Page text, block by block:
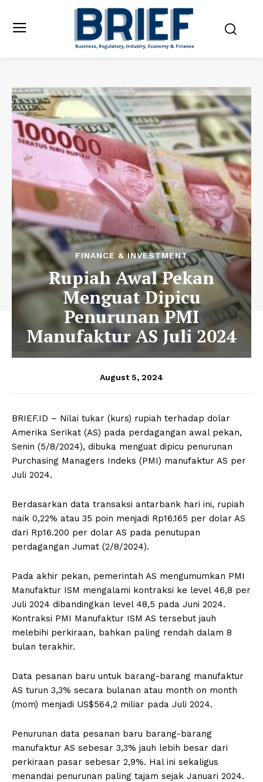
FINANCE & INVESTMENT
Rupiah Awal Pekan
Menguat Dipicu
Penurunan PMI
Manufaktur AS Juli 2024
August 5, 2024
BRIEF.ID – Nilai tukar (kurs) rupiah terhadap dolar
Amerika Serikat (AS) pada perdagangan awal pekan,
Senin (5/8/2024), dibuka menguat dipicu penurunan
Purchasing Managers Indeks (PMI) manufaktur AS per
Juli 2024.
Berdasarkan data transaksi antarbank hari ini, rupiah
naik 0,22% atau 35 poin menjadi Rp16.165 per dolar AS
dari Rp16.200 per dolar AS pada penutupan
perdagangan Jumat (2/8/2024).
Pada akhir pekan, pemerintah AS mengumumkan PMI
Manufaktur ISM mengalami kontraksi ke level 46,8 per
Juli 2024 dibandingkan level 48,5 pada Juni 2024.
Kontraksi PMI Manufaktur ISM AS tersebut jauh
melebihi perkiraan, bahkan paling rendah dalam 8
bulan terakhir.
Data pesanan baru untuk barang-barang manufaktur
AS turun 3,3% secara bulanan atau month on month
(mom) menjadi US$564,2 miliar pada Juli 2024.
Penurunan data pesanan baru barang-barang
manufaktur AS sebesar 3,3% jauh lebih besar dari
perkiraan pasar sebesar 2,9%. Hal ini sekaligus
menandai penurunan paling tajam sejak Januari 2024.